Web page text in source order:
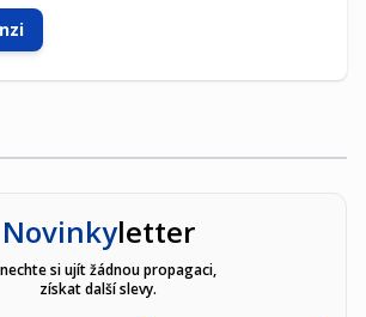
Novinkyletter
si ujít žádnou propagaci,
získat další slevy.